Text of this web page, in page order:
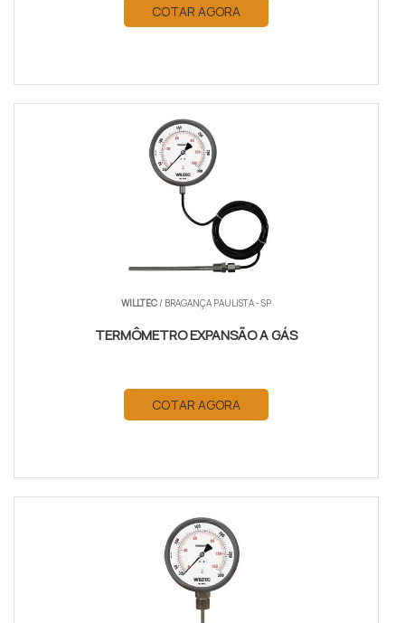
COTAR AGORA
WILLTEC/ BRAGANÇA PAULISTA - SP
TERMÔMETRO EXPANSÃO A GÁS
COTAR AGORA